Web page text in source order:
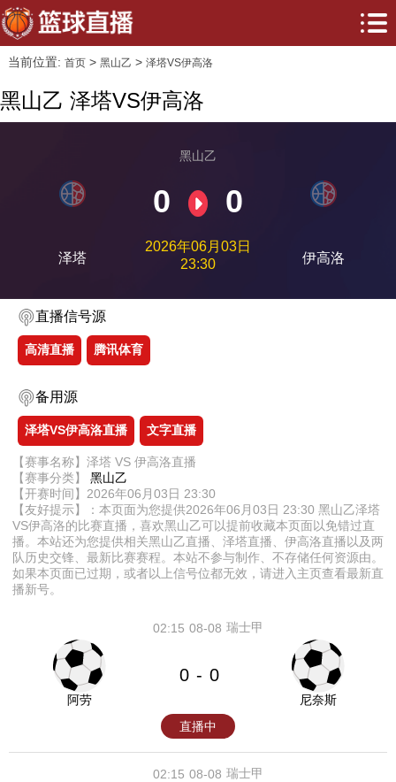
当前位置: 首页> 黑山乙 > 泽塔VS伊高洛
黑山乙 泽塔VS伊高洛
泽塔
黑山乙
0 0
2026年06月03日
23:30
伊高洛
直播信号源
高清直播 腾讯体育
备用源
泽塔VS伊高洛直播 文字直播
【赛事名称】泽塔 VS 伊高洛直播
【赛事分类】 黑山乙
【开赛时间】2026年06月03日 23:30
【友好提示】：本页面为您提供2026年06月03日 23:30 黑山乙泽塔
VS伊高洛的比赛直播，喜欢黑山乙可以提前收藏本页面以免错过直
播。本站还为您提供相关黑山乙直播、泽塔直播、伊高洛直播以及两
队历史交锋、最新比赛赛程。本站不参与制作、不存储任何资源由。
如果本页面已过期，或者以上信号位都无效，请进入主页查看最新直
播新号。
08-08
02:15 瑞士甲
阿劳
0 - 0
尼奈斯
直播中
08-08
02:15 瑞士甲